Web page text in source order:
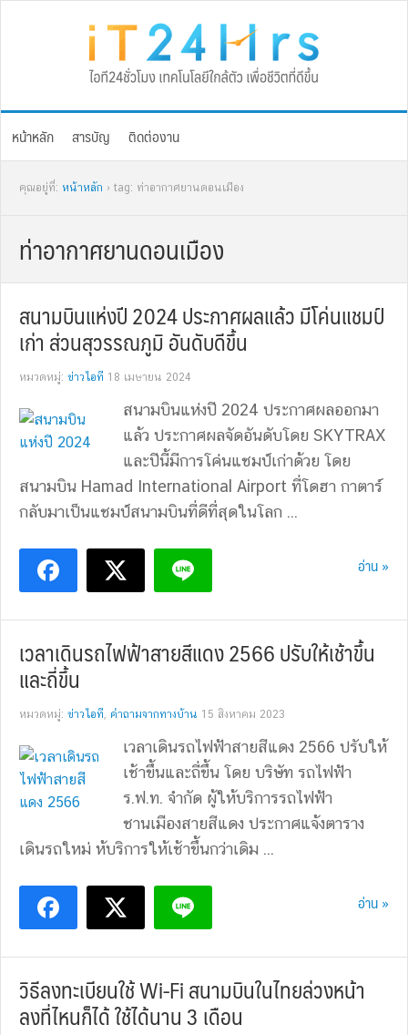
หน้าหลัก สารบัญ ติดต่องาน
คุณอยู่ที่: หน้าหลัก › tag: ท่าอากาศยานดอนเมือง
ท่าอากาศยานดอนเมือง
สนามบินแห่งปี 2024 ประกาศผลแล้ว มีโค่นแชมป์
เก่า ส่วนสุวรรณภูมิ อันดับดีขึ้น
หมวดหมู่: ข่าวไอที 18 เมษายน 2024
สนามบินแห่งปี 2024 ประกาศผลออกมา
แล้ว ประกาศผลจัดอันดับโดย SKYTRAX
และปีนี้มีการโค่นแชมป์เก่าด้วย โดย
สนามบิน Hamad International Airport ที่โดฮา กาตาร์
กลับมาเป็นแชมป์สนามบินที่ดีที่สุดในโลก ...
อ่าน »
เวลาเดินรถไฟฟ้าสายสีแดง 2566 ปรับให้เช้าขึ้น
และถี่ขึ้น
หมวดหมู่: ข่าวไอที, คำถามจากทางบ้าน 15 สิงหาคม 2023
เวลาเดินรถไฟฟ้าสายสีแดง 2566 ปรับให้
เช้าขึ้นและถี่ขึ้น โดย บริษัท รถไฟฟ้า
ร.ฟ.ท. จำกัด ผู้ให้บริการรถไฟฟ้า
ชานเมืองสายสีแดง ประกาศแจ้งตาราง
เดินรถใหม่ ห้บริการให้เช้าขึ้นกว่าเดิม ...
อ่าน »
วิธีลงทะเบียนใช้ Wi-Fi สนามบินในไทยล่วงหน้า
ลงที่ไหนก็ได้ ใช้ได้นาน 3 เดือน